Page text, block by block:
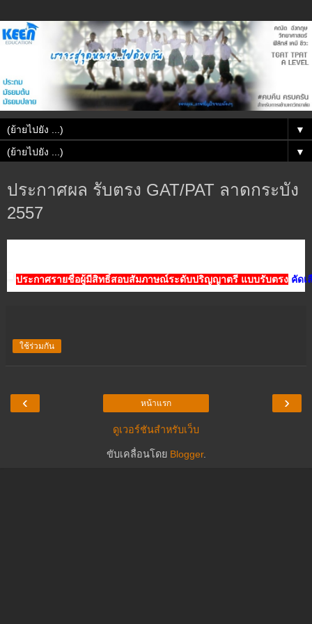
▼
▼
ประกาศผล รับตรง GAT/PAT ลาดกระบัง
2557
ประกาศรายชื่อผู้มีสิทธิ์สอบสัมภาษณ์ระดับปริญญาตรี แบบรับตรง คัดเ
ใช้ร่วมกัน
‹ ›
หน้าแรก
ดูเวอร์ชันสำหรับเว็บ
ขับเคลื่อนโดย Blogger.